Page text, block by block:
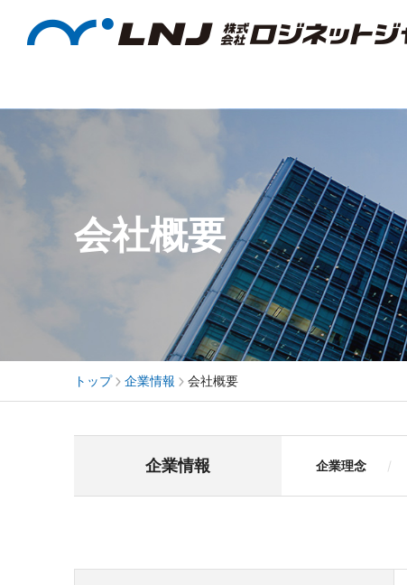
会社概要
トップ 企業情報 会社概要
企業情報 企業理念
事業・サービス
投資家情報